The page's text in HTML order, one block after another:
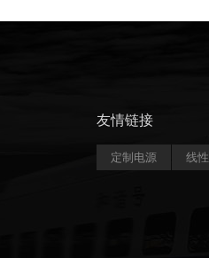
友情链接
定制电源 线